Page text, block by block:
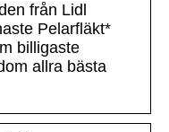
från Lidl
Pelarfläkt*
billigaste
allra bästa